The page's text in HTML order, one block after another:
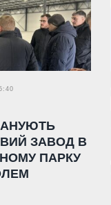
ЗАВОД В
ПАРКУ